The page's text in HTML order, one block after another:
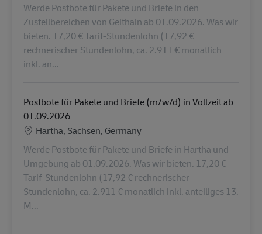
Werde Postbote für Pakete und Briefe in den
Zustellbereichen von Geithain ab 01.09.2026. Was wir
bieten. 17,20 € Tarif-Stundenlohn (17,92 €
rechnerischer Stundenlohn, ca. 2.911 € monatlich
inkl. an...
Postbote für Pakete und Briefe (m/w/d) in Vollzeit ab
01.09.2026
Location
Hartha, Sachsen, Germany
Werde Postbote für Pakete und Briefe in Hartha und
Umgebung ab 01.09.2026. Was wir bieten. 17,20 €
Tarif-Stundenlohn (17,92 € rechnerischer
Stundenlohn, ca. 2.911 € monatlich inkl. anteiliges 13.
M...